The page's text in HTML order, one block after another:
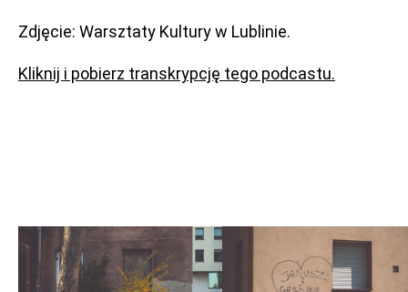
Zdjęcie: Warsztaty Kultury w Lublinie.
Kliknij i pobierz transkrypcję tego podcastu.